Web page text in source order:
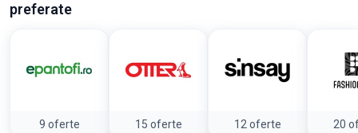
preferate
9 oferte 15 oferte 12 oferte 20